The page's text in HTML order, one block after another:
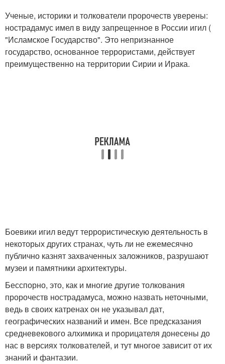
Ученые, историки и толкователи пророчеств уверены:
нострадамус имел в виду запрещенное в России игил (
"Исламское Государство". Это непризнанное
государство, основанное террористами, действует
преимущественно на территории Сирии и Ирака.
Боевики игил ведут террористическую деятельность в
некоторых других странах, чуть ли не ежемесячно
публично казнят захваченных заложников, разрушают
музеи и памятники архитектуры.
Бесспорно, это, как и многие другие толкования
пророчеств нострадамуса, можно назвать неточными,
ведь в своих катренах он не указывал дат,
географических названий и имен. Все предсказания
средневекового алхимика и прорицателя донесены до
нас в версиях толкователей, и тут многое зависит от их
знаний и фантазии.